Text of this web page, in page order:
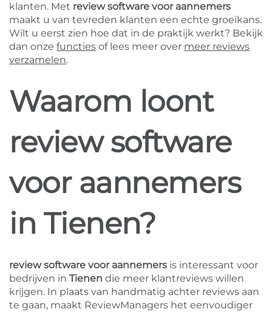
klanten. Met review software voor aannemers
maakt u van tevreden klanten een echte groeikans.
Wilt u eerst zien hoe dat in de praktijk werkt? Bekijk
dan onze functies of lees meer over meer reviews
verzamelen.
Waarom loont
review software
voor aannemers
in Tienen?
review software voor aannemers is interessant voor
bedrijven in Tienen die meer klantreviews willen
krijgen. In plaats van handmatig achter reviews aan
te gaan, maakt ReviewManagers het eenvoudiger